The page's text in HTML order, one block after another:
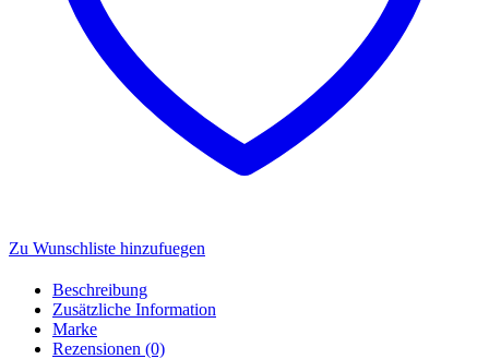
Zu Wunschliste hinzufuegen
Beschreibung
Zusätzliche Information
Marke
Rezensionen (0)